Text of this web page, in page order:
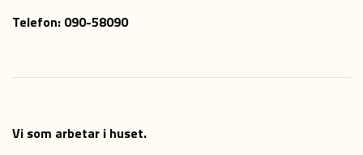
Telefon: 090-58090
Vi som arbetar i huset.